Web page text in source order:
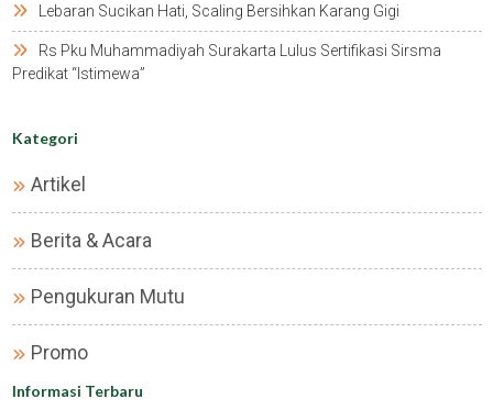
Lebaran Sucikan Hati, Scaling Bersihkan Karang Gigi
Rs Pku Muhammadiyah Surakarta Lulus Sertifikasi Sirsma
Predikat “istimewa”
Kategori
Artikel
Berita & Acara
Pengukuran Mutu
Promo
Informasi Terbaru